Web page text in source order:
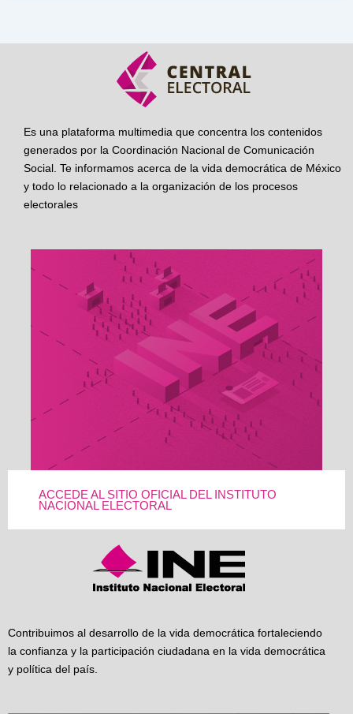
Es una plataforma multimedia que concentra los contenidos
generados por la Coordinación Nacional de Comunicación
Social. Te informamos acerca de la vida democrática de México
y todo lo relacionado a la organización de los procesos
electorales
ACCEDE AL SITIO OFICIAL DEL INSTITUTO
NACIONAL ELECTORAL
Contribuimos al desarrollo de la vida democrática fortaleciendo
la confianza y la participación ciudadana en la vida democrática
y política del país.